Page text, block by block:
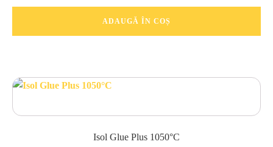
ADAUGĂ ÎN COȘ
Isol Glue Plus 1050°C